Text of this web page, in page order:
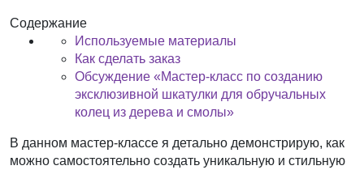
Содержание
Используемые материалы
Как сделать заказ
Обсуждение «Мастер-класс по созданию
эксклюзивной шкатулки для обручальных
колец из дерева и смолы»
В данном мастер-классе я детально демонстрирую, как
можно самостоятельно создать уникальную и стильную